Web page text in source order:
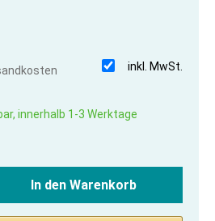
inkl. MwSt.
innerhalb 1-3 Werktage
In den Warenkorb